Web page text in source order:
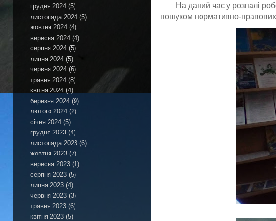
На даний час у розпалі
пошуком нормативно-правових
грудня 2024 (5)
листопада 2024 (5)
жовтня 2024 (4)
вересня 2024 (4)
серпня 2024 (5)
липня 2024 (5)
червня 2024 (6)
травня 2024 (8)
квітня 2024 (4)
березня 2024 (9)
лютого 2024 (2)
січня 2024 (5)
грудня 2023 (4)
листопада 2023 (6)
жовтня 2023 (7)
вересня 2023 (1)
серпня 2023 (5)
липня 2023 (4)
червня 2023 (3)
травня 2023 (6)
квітня 2023 (5)